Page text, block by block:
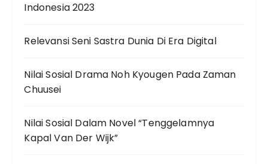
Indonesia 2023
Relevansi Seni Sastra Dunia Di Era Digital
Nilai Sosial Drama Noh Kyougen Pada Zaman
Chuusei
Nilai Sosial Dalam Novel “Tenggelamnya
Kapal Van Der Wijk”